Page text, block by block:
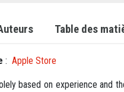
Table des
: Apple Store
based on experience